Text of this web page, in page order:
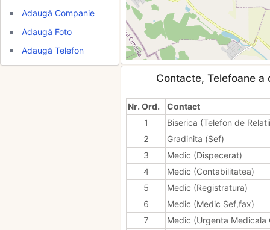
Adaugă Companie
Adaugă Foto
Adaugă Telefon
Contacte, Telefoane
Nr. Ord.
Contact
1
Biserica (Telefon de
2
Gradinita (Sef)
3
Medic (Dispecerat)
4
Medic (Contabilitatea)
5
Medic (Registratura)
6
Medic (Medic Sef,fax)
7
Medic (Urgenta Medicala